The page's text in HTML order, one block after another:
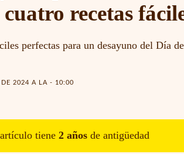
cuatro recetas
perfectas para un desayuno del Día
2024 A LA - 10:00
tiene 2 años de antigüedad